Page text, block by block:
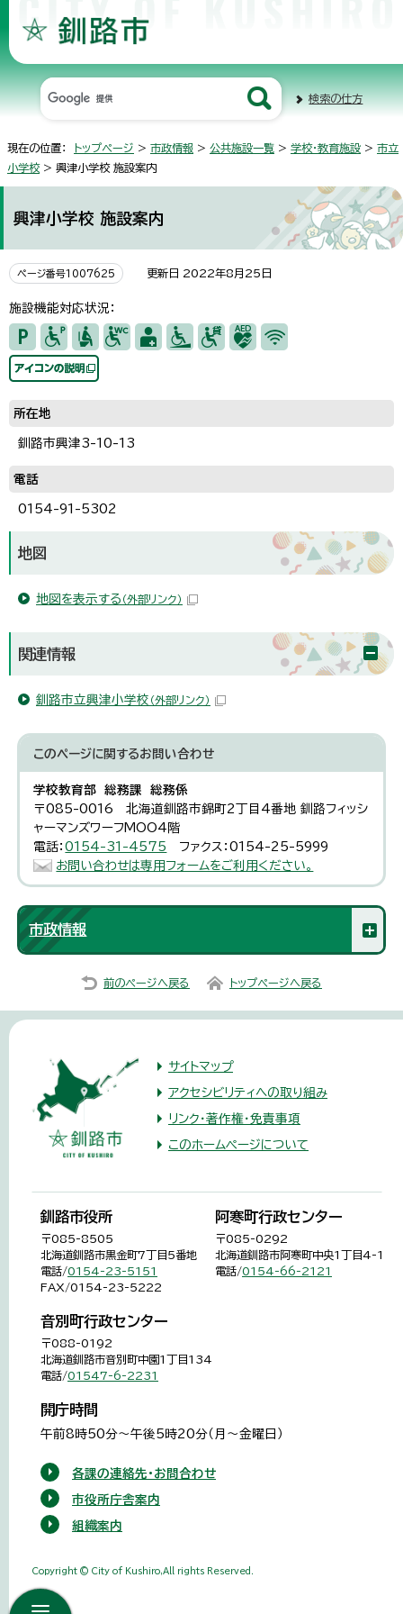
検索の仕方
現在の位置： トップページ > 市政情報 > 公共施設一覧 > 学校・教育施設 > 市立
小学校> 興津小学校 施設案内
興津小学校 施設案内
ページ番号1007625 更新日 2022年8月25日
施設機能対応状況：
所在地
釧路市興津3-10-13
電話
0154-91-5302
地図
地図を表示する （外部リンク）
関連情報
釧路市立興津小学校 （外部リンク）
このページに関するお問い合わせ
学校教育部 総務課 総務係
〒085-0016 北海道釧路市錦町2丁目4番地 釧路フィッシ
ャーマンズワーフMOO4階
電話：0154-31-4575
ファクス：0154-25-5999
お問い合わせは専用フォームをご利用ください。
市政情報
前のページへ戻る トップページへ戻る
サイトマップ
アクセシビリティへの取り組み
リンク・著作権・免責事項
このホームページについて
釧路市役所
〒085-8505
北海道釧路市黒金町7丁目5番地
電話/0154-23-5151
FAX/0154-23-5222
阿寒町行政センター
〒085-0292
北海道釧路市阿寒町中央1丁目4-1
電話/0154-66-2121
音別町行政センター
〒088-0192
北海道釧路市音別町中園1丁目134
電話/01547-6-2231
開庁時間
午前8時50分～午後5時20分（月～金曜日）
各課の連絡先・お問合わせ
市役所庁舎案内
組織案内
Copyright © City of Kushiro,All rights Reserved.